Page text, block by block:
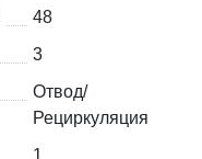
48
3
Отвод/
Рециркуляция
1